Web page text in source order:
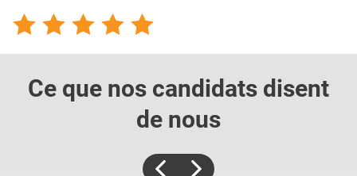
Ce que nos candidats disent
de nous